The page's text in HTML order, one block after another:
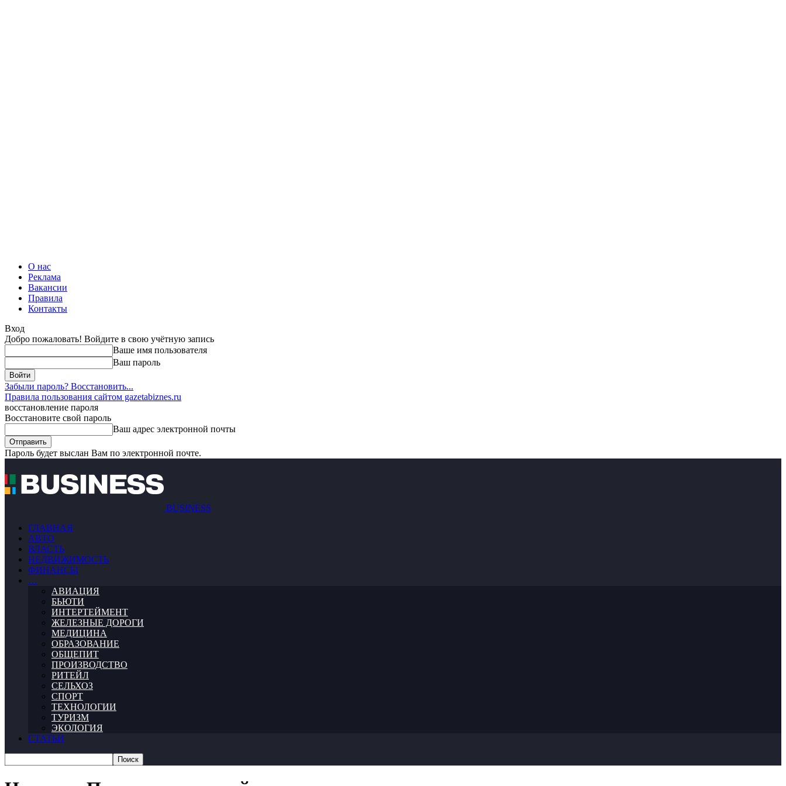
О нас
Реклама
Вакансии
Правила
Контакты
Вход
Добро пожаловать! Войдите в свою учётную запись
Ваше имя пользователя
Ваш пароль
Забыли пароль? Восстановить...
Правила пользования сайтом gazetabiznes.ru
восстановление пароля
Восстановите свой пароль
Ваш адрес электронной почты
Пароль будет выслан Вам по электронной почте.
BUSINESS
ГЛАВНАЯ
АВТО
ВЛАСТЬ
НЕДВИЖИМОСТЬ
ФИНАНСЫ
…
АВИАЦИЯ
БЬЮТИ
ИНТЕРТЕЙМЕНТ
ЖЕЛЕЗНЫЕ ДОРОГИ
МЕДИЦИНА
ОБРАЗОВАНИЕ
ОБЩЕПИТ
ПРОИЗВОДСТВО
РИТЕЙЛ
СЕЛЬХОЗ
СПОРТ
ТЕХНОЛОГИИ
ТУРИЗМ
ЭКОЛОГИЯ
СТАТЬИ